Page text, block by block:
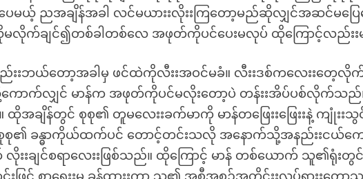
ယ့် ညအချိန်အခါ လင်မယားးလိုးးကြတော့မည်ဆိုလျှင်အဆင်မပြေ
မလိုက်ချင်၍တစ်ခါတစ်လေ အဖုတ်ကိုပင်ပေးမလုပ် ထိုကြောင့်လည်း
းးဘယ်တော့အခါမှ ဖင်ထဲကိုလီးးအဝင်မခံ။ လီးးဒစ်ကလေးးတေ့
က်လျှင် မာန်က အဖုတ်ကိုပင်မလိုးတော့ပဲ တန်းးအိပ်ပစ်လိုက်သည်။
ထိုအချိန်တွင် စုစု၏ တူမလေးးခက်မာကို မာန်တဖြေးးဖြေးးနဲ့ ကျုံးး
၏ ခန္ဓာကိုယ်ထက်ပင် တောင့်တင်းသလို အနောက်သို့အနည်းးငယ်က
းးချင်စရာလေးးဖြစ်သည်။ ထိုကြောင့် မာန် တစ်ယောက် သူ၏ရုံးတွင်
ဖြင့် စာရေးးမ ခန့်ထားးကာ သူ၏ အစီအစဉ်အတိုင်းးလှုပ်ရှားးတေ